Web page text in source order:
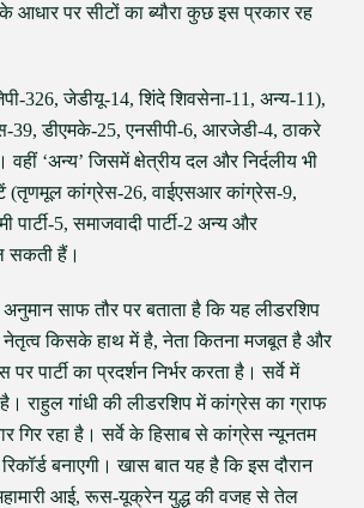
के आधार पर सीटों का ब्यौरा कुछ इस प्रकार रह
326, जेडीयू-14, शिंदे शिवसेना-11, अन्य-11),
39, डीएमके-25, एनसीपी-6, आरजेडी-4, ठाकरे
‘अन्य’ जिसमें क्षेत्रीय दल और निर्दलीय भी
(तृणमूल कांग्रेस-26, वाईएसआर कांग्रेस-9,
5, समाजवादी पार्टी-2 अन्य और
सकती हैं।
साफ तौर पर बताता है कि यह लीडरशिप
नेतृत्व किसके हाथ में है, नेता कितना मजबूत है और
पार्टी का प्रदर्शन निर्भर करता है। सर्वे में
राहुल गांधी की लीडरशिप में कांग्रेस का ग्राफ
गिर रहा है। सर्वे के हिसाब से कांग्रेस न्यूनतम
बनाएगी। खास बात यह है कि इस दौरान
आई, रूस-यूक्रेन युद्ध की वजह से तेल